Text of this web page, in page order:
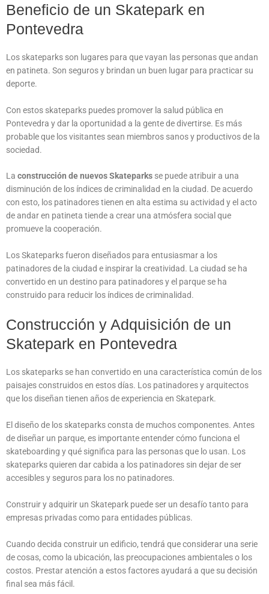
Beneficio de un Skatepark en
Pontevedra
Los skateparks son lugares para que vayan las personas que andan
en patineta. Son seguros y brindan un buen lugar para practicar su
deporte.
Con estos skateparks puedes promover la salud pública en
Pontevedra y dar la oportunidad a la gente de divertirse. Es más
probable que los visitantes sean miembros sanos y productivos de la
sociedad.
La construcción de nuevos Skateparks se puede atribuir a una
disminución de los índices de criminalidad en la ciudad. De acuerdo
con esto, los patinadores tienen en alta estima su actividad y el acto
de andar en patineta tiende a crear una atmósfera social que
promueve la cooperación.
Los Skateparks fueron diseñados para entusiasmar a los
patinadores de la ciudad e inspirar la creatividad. La ciudad se ha
convertido en un destino para patinadores y el parque se ha
construido para reducir los índices de criminalidad.
Construcción y Adquisición de un
Skatepark en Pontevedra
Los skateparks se han convertido en una característica común de los
paisajes construidos en estos días. Los patinadores y arquitectos
que los diseñan tienen años de experiencia en Skatepark.
El diseño de los skateparks consta de muchos componentes. Antes
de diseñar un parque, es importante entender cómo funciona el
skateboarding y qué significa para las personas que lo usan. Los
skateparks quieren dar cabida a los patinadores sin dejar de ser
accesibles y seguros para los no patinadores.
Construir y adquirir un Skatepark puede ser un desafío tanto para
empresas privadas como para entidades públicas.
Cuando decida construir un edificio, tendrá que considerar una serie
de cosas, como la ubicación, las preocupaciones ambientales o los
costos. Prestar atención a estos factores ayudará a que su decisión
final sea más fácil.